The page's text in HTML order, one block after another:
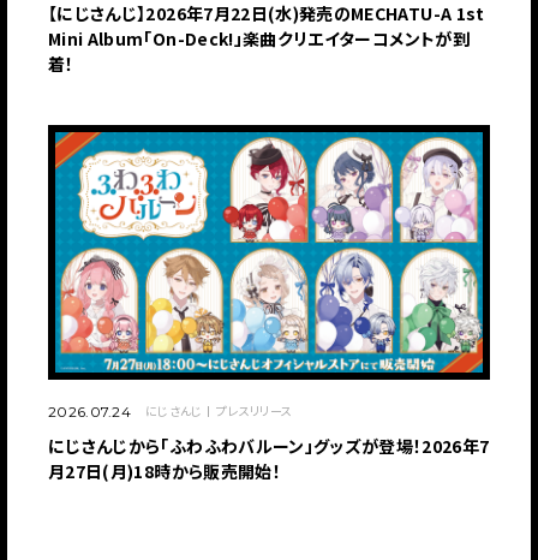
【にじさんじ】2026年7月22日(水)発売のMECHATU-A 1st
Mini Album「On-Deck!」楽曲クリエイターコメントが到
着！
2026.07.24 にじさんじ プレスリリース
にじさんじから「ふわふわバルーン」グッズが登場！2026年7
月27日(月)18時から販売開始！